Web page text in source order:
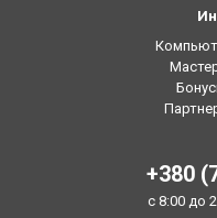
+380
с 8:00 до